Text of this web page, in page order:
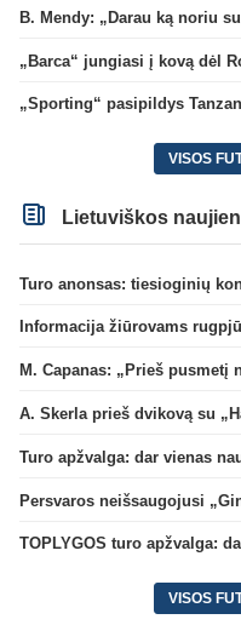
„Barca“ jungiasi į kovą dėl
„Sporting“ pasipildys
VISOS
Lietuviškos
Turo anonsas: tiesioginių
Informacija žiūrovams
Turo apžvalga: dar vienas
TOPLYGOS turo apžvalga:
VISOS